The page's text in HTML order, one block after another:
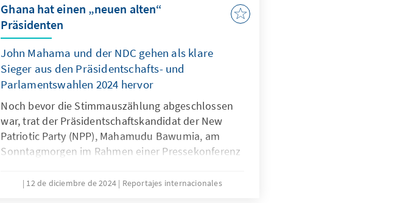
Ghana hat einen „neuen alten“
Präsidenten
John Mahama und der NDC gehen als klare
Sieger aus den Präsidentschafts- und
Parlamentswahlen 2024 hervor
Noch bevor die Stimmauszählung abgeschlossen
war, trat der Präsidentschaftskandidat der New
Patriotic Party (NPP), Mahamudu Bawumia, am
Sonntagmorgen im Rahmen einer Pressekonferenz
Niederlage. Die NPP hat mit 41,61% der Stimmen
12 de diciembre de 2024 Reportajes internacionales